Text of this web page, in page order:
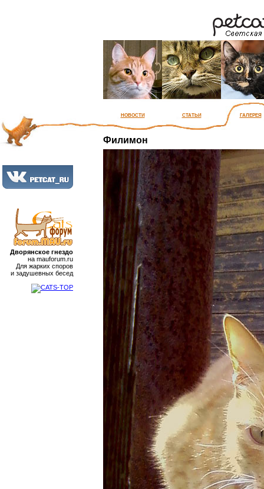
Дворянское гнездо
на mauforum.ru
Для жарких споров
и задушевных бесед
новости статьи галерея
Филимон